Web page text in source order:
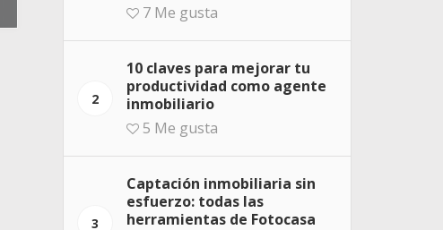
7 Me gusta
2
10 claves para mejorar tu
productividad como agente
inmobiliario
5 Me gusta
3
Captación inmobiliaria sin
esfuerzo: todas las
herramientas de Fotocasa